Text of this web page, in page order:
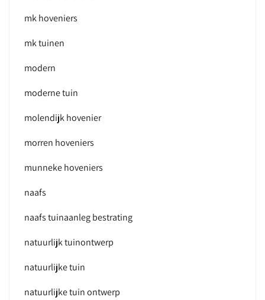
mk hoveniers
mk tuinen
modern
moderne tuin
molendijk hovenier
morren hoveniers
munneke hoveniers
naafs
naafs tuinaanleg bestrating
natuurlijk tuinontwerp
natuurlijke tuin
natuurlijke tuin ontwerp